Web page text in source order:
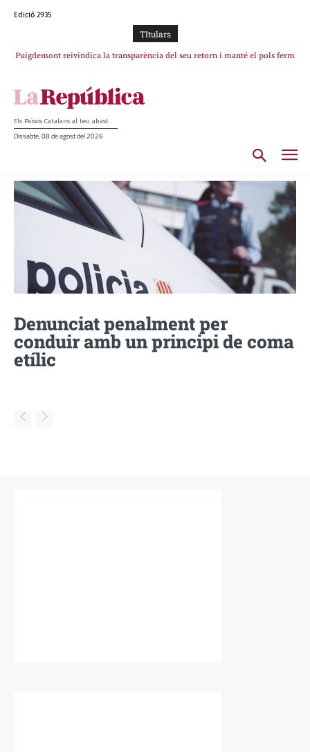
Edició 2935
TItulars
Puigdemont reivindica la transparència del seu retorn i manté el pols ferm
Els Països Catalans al teu abast
Dissabte, 08 de agost del 2026
Denunciat penalment per
conduir amb un principi de coma
etílic